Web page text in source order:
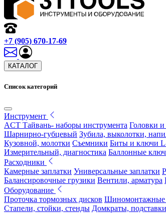
+7 (905) 670-17-69
КАТАЛОГ
Список категорий
Инструмент
ACT Тайвань- наборы инструмента Головки
Шарнирно-губцевый Зубила, выколотки,
Кузовной, молотки Съемники Биты и ключи
Измерительный, диагностика Баллонные
Расходники
Камерные заплатки Универсальные заплатки
Балансировочные грузики Вентили, арматура
Оборудование
Проточка тормозных дисков Шиномонтажные
Стапели, стойки, стенды Домкраты, подставки